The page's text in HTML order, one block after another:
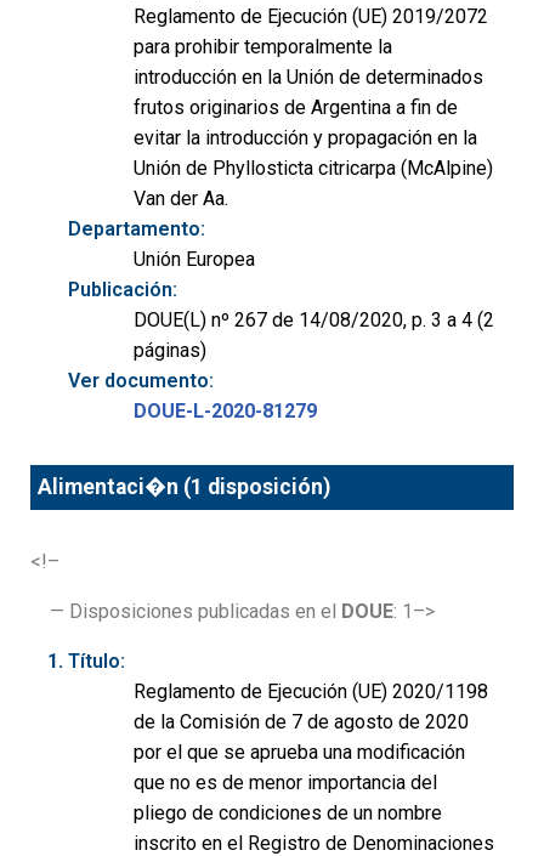
Reglamento de Ejecución (UE) 2019/2072
para prohibir temporalmente la
introducción en la Unión de determinados
frutos originarios de Argentina a fin de
evitar la introducción y propagación en la
Unión de Phyllosticta citricarpa (McAlpine)
Van der Aa.
Departamento:
Unión Europea
Publicación:
DOUE(L) nº 267 de 14/08/2020, p. 3 a 4 (2
páginas)
Ver documento:
DOUE-L-2020-81279
Alimentaci�n (1 disposición)
<!–
— Disposiciones publicadas en el DOUE: 1–>
Título:
Reglamento de Ejecución (UE) 2020/1198
de la Comisión de 7 de agosto de 2020
por el que se aprueba una modificación
que no es de menor importancia del
pliego de condiciones de un nombre
inscrito en el Registro de Denominaciones